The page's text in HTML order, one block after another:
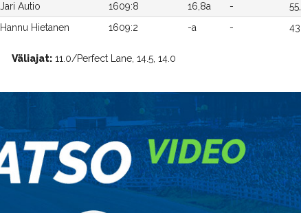
Jari Autio 1609:8 16,8a -
Hannu Hietanen 1609:2 -a -
Väliajat:11.0/Perfect Lane, 14.5, 14.0